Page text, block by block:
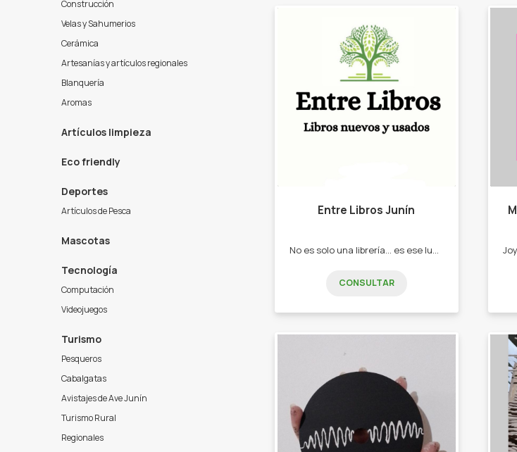
Construcción
Velas y Sahumerios
Cerámica
Artesanías y artículos regionales
Blanquería
Aromas
Artículos limpieza
Eco friendly
Deportes
Artículos de Pesca
Mascotas
Tecnología
Computación
Videojuegos
Turismo
Pesqueros
Cabalgatas
Avistajes de Ave Junín
Turismo Rural
Regionales
Entre Libros Junín
No es solo una librería… es ese lugar donde siempre encontrás la historia que necesitabas sin saberlo. 📖✨ Nuevos y usados que te esperan para volver a empezar. Entrá y perdete un rato entre libros.
CONSULTAR